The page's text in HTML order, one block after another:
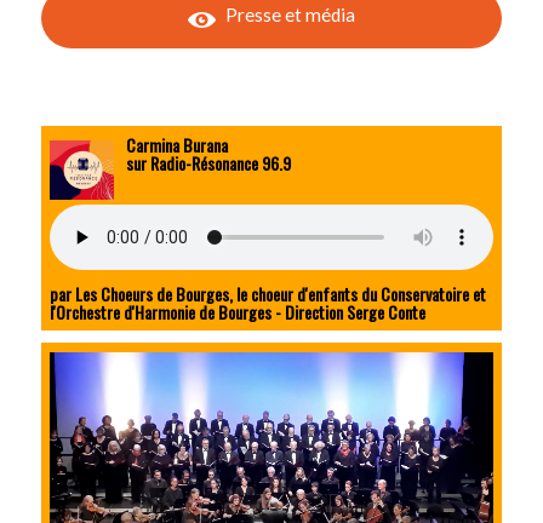
Presse et média
Carmina Burana
sur Radio-Résonance 96.9
par Les Choeurs de Bourges, le choeur d'enfants du Conservatoire et
l'Orchestre d'Harmonie de Bourges - Direction Serge Conte